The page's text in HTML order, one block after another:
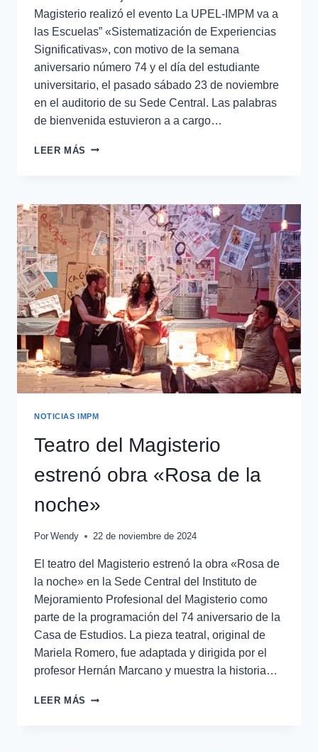
Magisterio realizó el evento La UPEL-IMPM va a
las Escuelas” «Sistematización de Experiencias
Significativas», con motivo de la semana
aniversario número 74 y el día del estudiante
universitario, el pasado sábado 23 de noviembre
en el auditorio de su Sede Central. Las palabras
de bienvenida estuvieron a a cargo…
LEER MÁS
NOTICIAS IMPM
Teatro del Magisterio
estrenó obra «Rosa de la
noche»
Por Wendy 22 de noviembre de 2024
El teatro del Magisterio estrenó la obra «Rosa de
la noche» en la Sede Central del Instituto de
Mejoramiento Profesional del Magisterio como
parte de la programación del 74 aniversario de la
Casa de Estudios. La pieza teatral, original de
Mariela Romero, fue adaptada y dirigida por el
profesor Hernán Marcano y muestra la historia…
LEER MÁS